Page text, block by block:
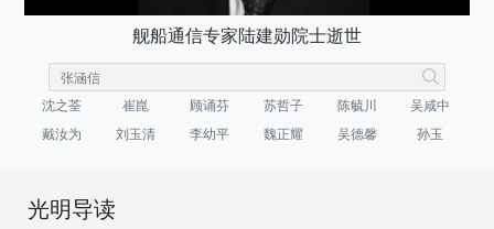
舰船通信专家陆建勋院士逝世
沈之荃 崔崑 顾诵芬 苏哲子 陈毓川
吴咸中
戴汝为
刘玉清 李幼平 魏正耀 吴德馨 孙玉
光明导读